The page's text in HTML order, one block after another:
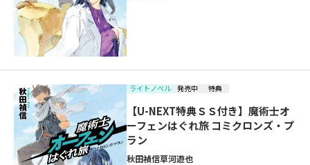
ライトノベル 発売中 特典
【U-NEXT特典ＳＳ付き】魔術士オ
ーフェンはぐれ旅 コミクロンズ・プ
ラン
秋田禎信草河遊也